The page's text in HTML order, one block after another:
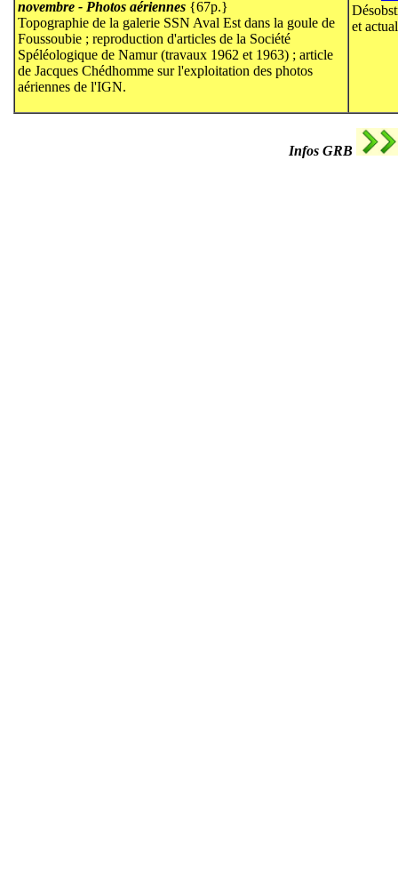
novembre - Photos aériennes {67p.}
Topographie de la galerie SSN Aval Est dans la goule de
Foussoubie ; reproduction d'articles de la Société
Spéléologique de Namur (travaux 1962 et 1963) ; article
de Jacques Chédhomme sur l'exploitation des photos
aériennes de l'IGN.
et
Infos GRB